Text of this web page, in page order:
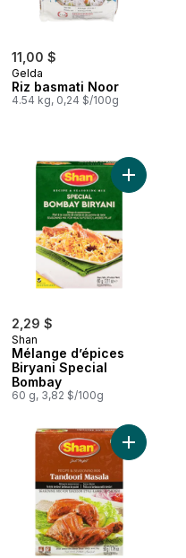
11,00 $
Gelda
Riz basmati Noor
4.54 kg, 0,24 $/100g
au panier
2,29 $
Shan
Mélange d’épices
Biryani Special
Bombay
60 g, 3,82 $/100g
Ajouter
Ajouter Himalaya Sel Rose au panierAjouter